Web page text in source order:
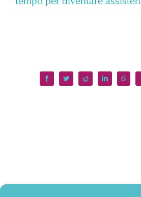
FacebookTwitter Reddit LinkedIn